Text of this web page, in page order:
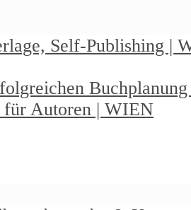
Self-Publishing |
für Autoren | WIEN